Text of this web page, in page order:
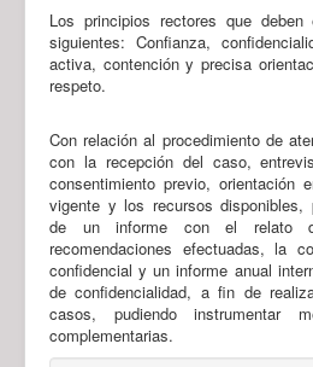
Los principios rectores que
siguientes: Confianza,
activa, contención y precisa
respeto.
Con relación al procedimiento de
con la recepción del caso,
consentimiento previo, orientación
vigente y los recursos disponibles,
de un informe con el relato
recomendaciones efectuadas, la
confidencial y un informe anual
de confidencialidad, a fin de
casos, pudiendo instrumentar
complementarias.